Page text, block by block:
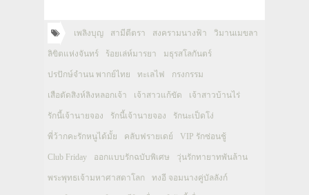
เพลิงบุญ สามีตีตรา สงครามนางฟ้า วิมานเมขลา
ลิขิตแห่งจันทร์ ร้อยเล่ห์มารยา มธุรสโลกันตร์
ปรปักษ์จำนน พากย์ไทย ทะเลไฟ กรงกรรม
เสือตัดสิงห์ลิงหลอกเจ้า เจ้าสาวแก้ขัด เจ้าสาวบ้านไร่
รักนี้เจ้านายจอง รักนี้เจ้านายจอง รักนะเป็ดโง่
พี่ว้ากคะรักหนูได้มั้ย คลับฟรายเดย์ VIP รักซ่อนชู้
Club Friday ออกแบบรักฉบับพิเศษ วุ่นรักทายาทพันล้าน
พระพุทธเจ้ามหาศาสดาโลก ทงอี จอมนางคู่บัลลังก์